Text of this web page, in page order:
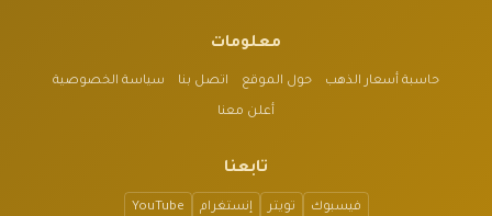
معلومات
حاسبة أسعار الذهب حول الموقع اتصل بنا سياسة الخصوصية
أعلن معنا
تابعنا
فيسبوك تويتر إنستغرام YouTube